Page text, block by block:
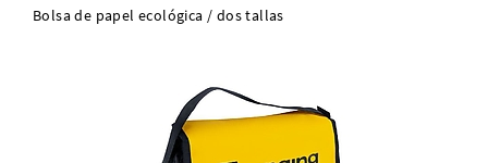
Bolsa de papel ecológica / dos tallas